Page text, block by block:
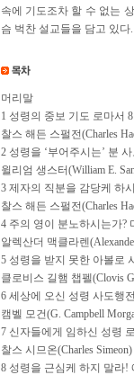
속에 기도조차 할 수 없는
슴 벅찬 설교들을 담고 있다.
머리말
1 성령의 중보 기도 로마서
찰스 해든 스펄전(Charles
2 성령을 ‘부어주시는’ 분
윌리엄 생스터(William E.
3 제자의 직분을 감당케 하
찰스 해든 스펄전(Charles
4 주의 영이 분노하시는가?
알렉산더 맥클라렌
5 성령을 받지 못한 아볼로
클로비스 길햄 챕펠(Clovis
6 세상에 오신 성령 사도행
캠벨 모건(G. Campbell
7 신자들에게 임하신 성령
찰스 시므온(Charles Simeon)
8 성령을 근심케 하지 말라!